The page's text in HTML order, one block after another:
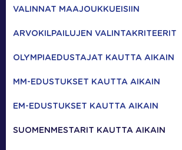
VALINNAT MAAJOUKKUEISIIN
ARVOKILPAILUJEN VALINTAKRITEERIT
OLYMPIAEDUSTAJAT KAUTTA AIKAIN
MM-EDUSTUKSET KAUTTA AIKAIN
EM-EDUSTUKSET KAUTTA AIKAIN
SUOMENMESTARIT KAUTTA AIKAIN